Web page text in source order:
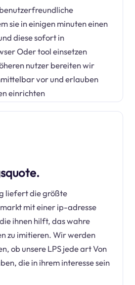
sie in einigen minuten einen
diese sofort in
Oder tool einsetzen
nutzer bereiten wir
vor und erlauben
einrichten
liefert die größte
mit einer ip-adresse
ihnen hilft, das wahre
zu imitieren. Wir werden
ob unsere LPS jede art Von
die in ihrem interesse sein